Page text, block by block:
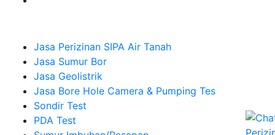
Jasa Perizinan SIPA Air Tanah
Jasa Sumur Bor
Jasa Geolistrik
Jasa Bore Hole Camera & Pumping Tes
Sondir Test
PDA Test